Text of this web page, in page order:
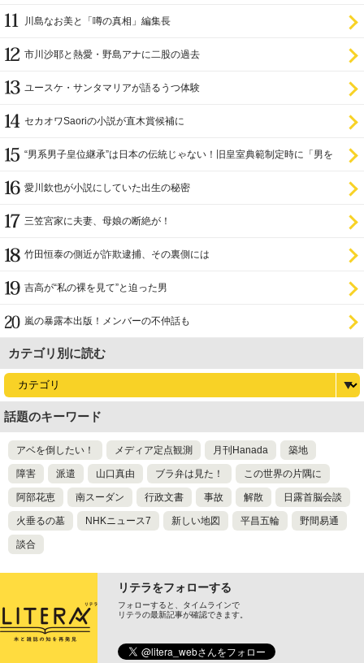
川島なお美と「噂の真相」編集長
市川沙耶と熱愛・野島アナに二股の過去
ユースケ・サンタマリアが語るうつ体験
セカオワSaoriの小説が直木賞候補に
“男系男子皇位継承”は日本の伝統じゃない！旧皇室典範制定時に「男を
愛川欽也が小説にしていた出生の秘密
三笠宮家に夫妻、母娘の断絶が！
竹田恒泰の側近が詐欺逮捕、その裏側には
吉高が“私の裸を見て”と迫った男
嵐の暴露本出版！メンバーの不仲話も
カテゴリ別に読む
話題のキーワード
アベを倒したい！ メディア定点観測 月刊Hanada 築地
障害 派遣 山口真由 ブラ弁は見た！ この世界の片隅に
阿部花恵 南スーダン 行政文書 事故 解散 日露首脳会談
火垂るの墓 NHKニュース7 新しい地図 平昌五輪 野間易通
談合
リテラをフォローする
フォローすると、タイムラインで
リテラの最新記事が確認できます。